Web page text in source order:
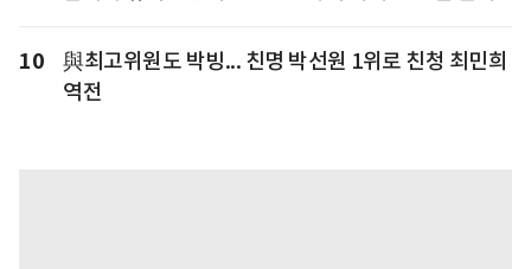
10
與최고위원도 박빙... 친명 박선원 1위로 친청 최민희
역전